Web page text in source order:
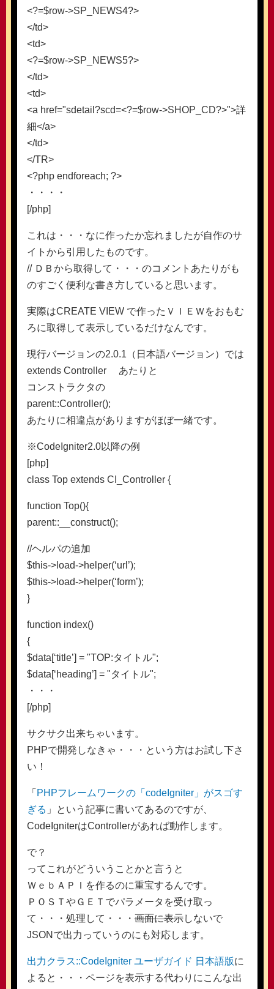
<?=$row->SP_NEWS4?>
</td>
<td>
<?=$row->SP_NEWS5?>
</td>
<td>
<a href="sdetail?scd=<?=$row->SHOP_CD?>">詳
細</a>
</td>
</TR>
<?php endforeach; ?>
・・・・
[/php]
これは・・・なに作ったか忘れましたが自作のサ
イトから引用したものです。
// ＤＢから取得して・・・のコメントあたりがも
のすごく便利な書き方していると思います。
実際はCREATE VIEW で作ったＶＩＥＷをおもむ
ろに取得して表示しているだけなんです。
現行バージョンの2.0.1（日本語バージョン）では
extends Controller あたりと
コンストラクタの
parent::Controller();
あたりに相違点がありますがほぼ一緒です。
※CodeIgniter2.0以降の例
[php]
class Top extends CI_Controller {
function Top(){
parent::__construct();
//ヘルパの追加
$this->load->helper(‘url’);
$this->load->helper(‘form’);
}
function index()
{
$data[‘title’] = "TOP:タイトル";
$data[‘heading’] = "タイトル";
・・・
[/php]
サクサク出来ちゃいます。
PHPで開発しなきゃ・・・という方はお試し下さ
い！
「 PHPフレームワークの「codeIgniter」がスゴす
ぎる 」という記事に書いてあるのですが、
CodeIgniterはControllerがあれば動作します。
で？
ってこれがどういうことかと言うと
ＷｅｂＡＰＩを作るのに重宝するんです。
ＰＯＳＴやＧＥＴでパラメータを受け取っ
て・・・処理して・・・画面に表示しないで
JSONで出力っていうのにも対応します。
出力クラス::CodeIgniter ユーザガイド 日本語版に
よると・・・ページを表示する代わりにこんな出